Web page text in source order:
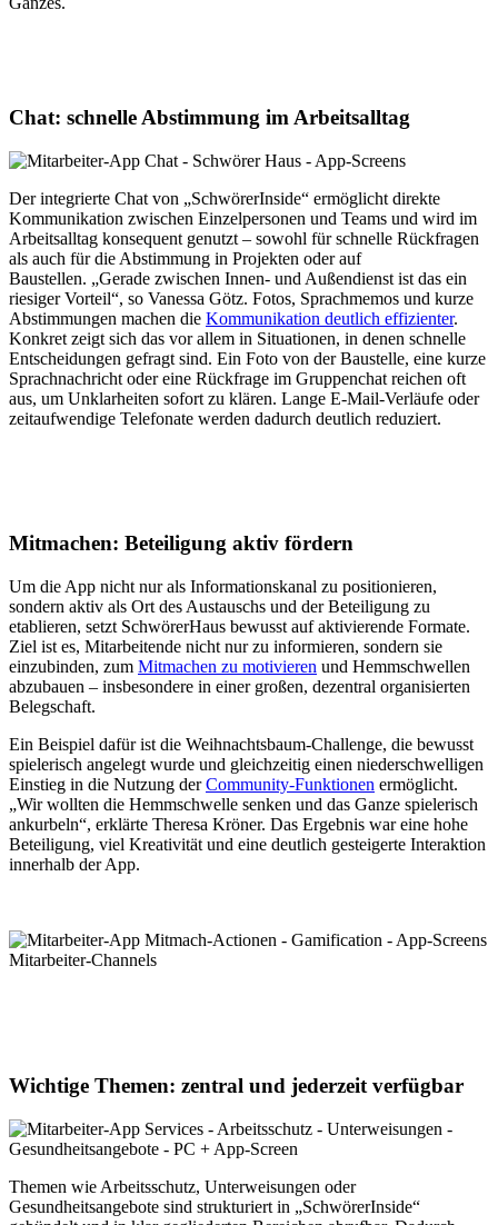
Chat: schnelle Abstimmung im Arbeitsalltag
Der integrierte Chat von „SchwörerInside“ ermöglicht direkte
Kommunikation zwischen Einzelpersonen und Teams und wird im
Arbeitsalltag konsequent genutzt – sowohl für schnelle Rückfragen
als auch für die Abstimmung in Projekten oder auf
Baustellen. „Gerade zwischen Innen- und Außendienst ist das ein
riesiger Vorteil“, so Vanessa Götz. Fotos, Sprachmemos und kurze
Abstimmungen machen die Kommunikation deutlich effizienter.
Konkret zeigt sich das vor allem in Situationen, in denen schnelle
Entscheidungen gefragt sind. Ein Foto von der Baustelle, eine kurze
Sprachnachricht oder eine Rückfrage im Gruppenchat reichen oft
aus, um Unklarheiten sofort zu klären. Lange E-Mail-Verläufe oder
zeitaufwendige Telefonate werden dadurch deutlich reduziert.
Mitmachen: Beteiligung aktiv fördern
Um die App nicht nur als Informationskanal zu positionieren,
sondern aktiv als Ort des Austauschs und der Beteiligung zu
etablieren, setzt SchwörerHaus bewusst auf aktivierende Formate.
Ziel ist es, Mitarbeitende nicht nur zu informieren, sondern sie
einzubinden, zum Mitmachen zu motivieren und Hemmschwellen
abzubauen – insbesondere in einer großen, dezentral organisierten
Belegschaft.
Ein Beispiel dafür ist die Weihnachtsbaum-Challenge, die bewusst
spielerisch angelegt wurde und gleichzeitig einen niederschwelligen
Einstieg in die Nutzung derCommunity-Funktionen ermöglicht.
„Wir wollten die Hemmschwelle senken und das Ganze spielerisch
ankurbeln“, erklärte Theresa Kröner. Das Ergebnis war eine hohe
Beteiligung, viel Kreativität und eine deutlich gesteigerte Interaktion
innerhalb der App.
Wichtige Themen: zentral und jederzeit verfügbar
Themen wie Arbeitsschutz, Unterweisungen oder
Gesundheitsangebote sind strukturiert in „SchwörerInside“